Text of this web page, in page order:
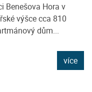
Benešova Hora v
výšce cca 810
dům...
více